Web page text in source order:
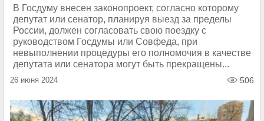
В Госдуму внесен законопроект, согласно которому
депутат или сенатор, планируя выезд за пределы
России, должен согласовать свою поездку с
руководством Госдумы или Совфеда, при
невыполнении процедуры его полномочия в качестве
депутата или сенатора могут быть прекращены...
26 июня 2024 506